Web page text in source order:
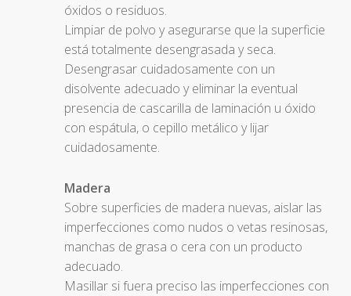
óxidos o residuos.
Limpiar de polvo y asegurarse que la superficie
está totalmente desengrasada y seca.
Desengrasar cuidadosamente con un
disolvente adecuado y eliminar la eventual
presencia de cascarilla de laminación u óxido
con espátula, o cepillo metálico y lijar
cuidadosamente.
Madera
Sobre superficies de madera nuevas, aislar las
imperfecciones como nudos o vetas resinosas,
manchas de grasa o cera con un producto
adecuado.
Masillar si fuera preciso las imperfecciones con